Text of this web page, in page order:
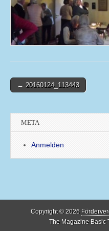
Post← 20160124_113443
META
Anmelden
Copyright © 2026
The Magazine Basic